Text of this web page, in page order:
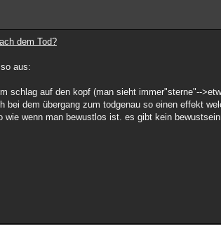
dem Tod?
aus:
schlag auf den kopf (man sieht immer"sterne"--
bei dem übergang zum todgenau so einen effekt
wie wenn man bewustlos ist. es gibt kein